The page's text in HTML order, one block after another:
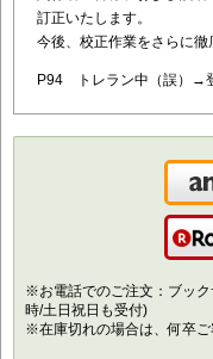
訂正いたします。
今後、校正作業をさらに徹
P94 トレラン中（誤）→
※お電話でのご注文：ブッ
時/土日祝日も受付)
※在庫切れの場合は、何卒ご